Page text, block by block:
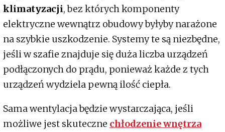
klimatyzacji, bez których komponenty
elektryczne wewnątrz obudowy byłyby narażone
na szybkie uszkodzenie. Systemy te są niezbędne,
jeśli w szafie znajduje się duża liczba urządzeń
podłączonych do prądu, ponieważ każde z tych
urządzeń wydziela pewną ilość ciepła.
Sama wentylacja będzie wystarczająca, jeśli
możliwe jest skuteczne chłodzenie wnętrza